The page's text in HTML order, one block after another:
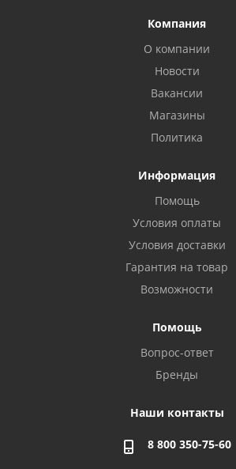
Компания
О компании
Новости
Вакансии
Магазины
Политика
Информация
Помощь
Условия оплаты
Условия доставки
Гарантия на товар
Возможности
Помощь
Вопрос-ответ
Бренды
Наши контакты
8 800 350-75-60